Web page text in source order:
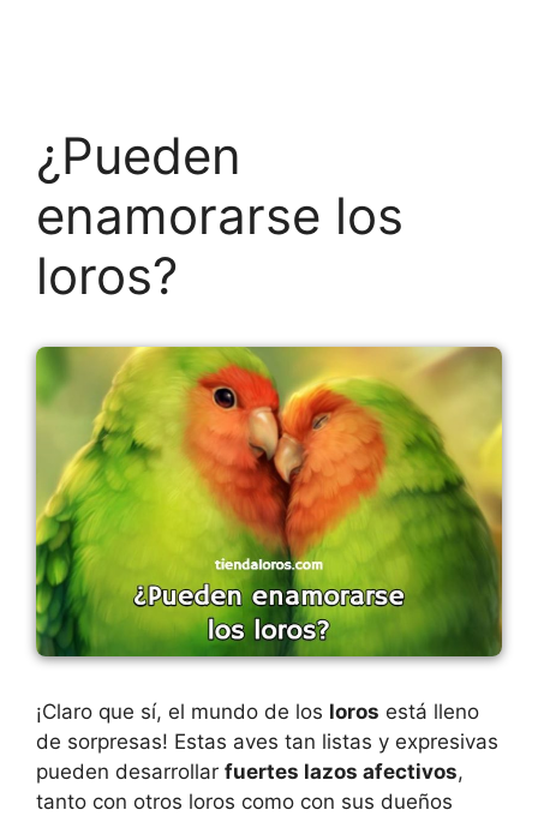
¿Pueden
enamorarse los
loros?
¡Claro que sí, el mundo de los loros está lleno
de sorpresas! Estas aves tan listas y expresivas
pueden desarrollar fuertes lazos afectivos,
tanto con otros loros como con sus dueños